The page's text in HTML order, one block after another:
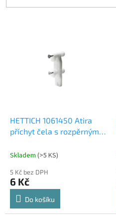
HETTICH 1061450 Atira
příchyt čela s rozpěrnými
Skladem (>5 KS)
5 Kč bez DPH
6 Kč
Do košíku